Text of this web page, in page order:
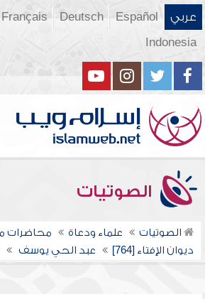
عربي Español
Deutsch
Français
Indonesia
الصوتيات
الصوتيات علماء ودعاة
محاضرات
ديوان الإفتاء [764]
عبد الحي يوسف